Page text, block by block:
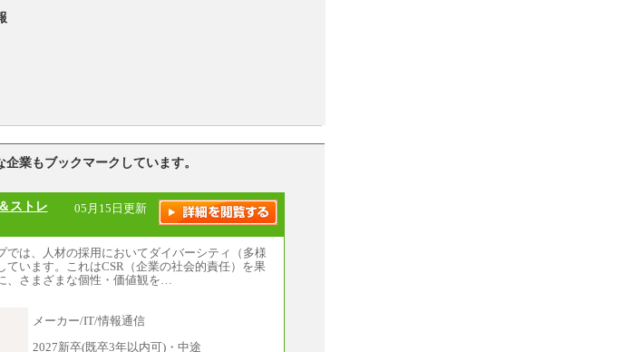
業もブックマークしています。
ストレ
05月15日更新
では、人材の採用においてダイバーシティ（多様
ています。これはCSR（企業の社会的責任）を果
、さまざまな個性・価値観を…
メーカー/IT/情報通信
2027新卒(既卒3年以内可)・中途